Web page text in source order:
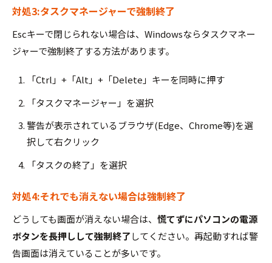
対処3:タスクマネージャーで強制終了
Escキーで閉じられない場合は、Windowsならタスクマネー
ジャーで強制終了する方法があります。
「Ctrl」+「Alt」+「Delete」キーを同時に押す
「タスクマネージャー」を選択
警告が表示されているブラウザ(Edge、Chrome等)を選
択して右クリック
「タスクの終了」を選択
対処4:それでも消えない場合は強制終了
どうしても画面が消えない場合は、 慌てずにパソコンの電源
ボタンを長押しして強制終了してください。再起動すれば警
告画面は消えていることが多いです。